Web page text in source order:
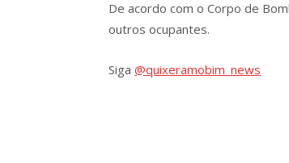
De acordo com o Corpo de
outros ocupantes.
Siga@quixeramobim_news